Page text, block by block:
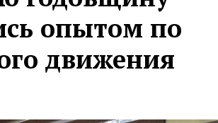
опытом по
движения